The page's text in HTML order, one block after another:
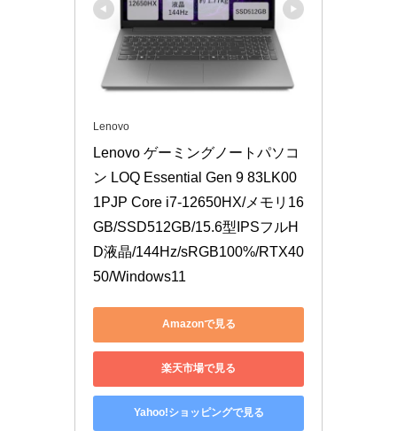
Lenovo
Lenovo ゲーミングノートパソコ
ン LOQ Essential Gen 9 83LK00
1PJP Core i7-12650HX/メモリ16
GB/SSD512GB/15.6型IPSフルH
D液晶/144Hz/sRGB100%/RTX40
50/Windows11
Amazonで見る
楽天市場で見る
Yahoo!ショッピングで見る